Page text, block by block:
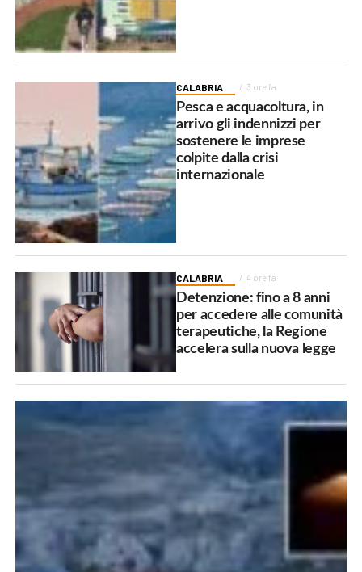
CALABRIA 3 ore fa
Pesca e acquacoltura, in
arrivo gli indennizzi per
sostenere le imprese
colpite dalla crisi
internazionale
CALABRIA 4 ore fa
Detenzione: fino a 8 anni
per accedere alle comunità
terapeutiche, la Regione
accelera sulla nuova legge